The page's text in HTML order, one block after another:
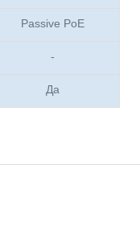
Passive PoE
-
Да